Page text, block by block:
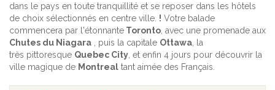
dans le pays en toute tranquillité et se reposer dans les hôtels
de choix sélectionnés en centre ville. ! Votre balade
commencera par l'étonnante Toronto, avec une promenade aux
Chutes du Niagara , puis la capitale Ottawa, la
très pittoresque Quebec City, et enfin 4 jours pour découvrir la
ville magique de Montreal tant aimée des Français.